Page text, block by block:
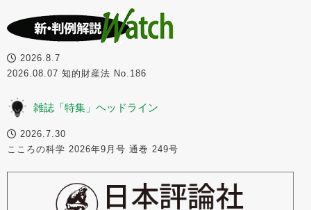
2026.8.7
2026.08.07 知的財産法 No.186
雑誌「特集」ヘッドライン
2026.7.30
こころの科学 2026年9月号 通巻 249号